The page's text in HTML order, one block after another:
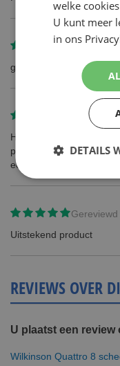
geleverd volgens de
Het product op zich, is
product. Echter, het is
een week wachten.
Uitstekend product
REVIEWS OVER
U plaatst een review
Wilkinson Quattro 8
welke
U kunt meer
in ons
DETAILS